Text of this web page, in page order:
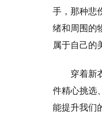
手，那种悲
绪和周围的
属于自己的
穿着新
件精心挑选
能提升我们